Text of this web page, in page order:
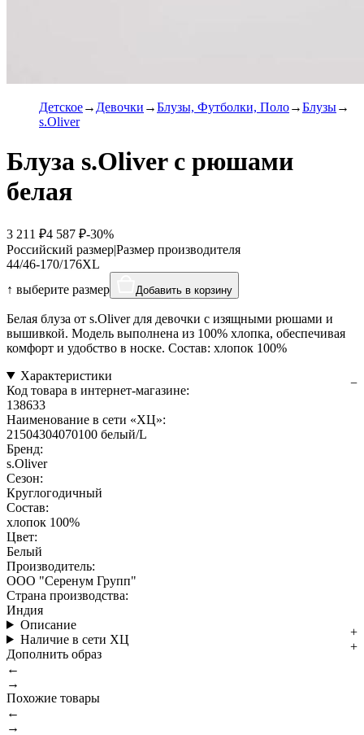
Детское Девочки Блузы, Футболки, Поло
Блузы
s.Oliver
Блуза s.Oliver с рюшами
белая
3 211 ₽4 587 ₽-30%
Российский размер|Размер производителя
44/46-170/176XL
↑ выберите размер
Добавить в корзину
Белая блуза от s.Oliver для девочки с изящными рюшами и
вышивкой. Модель выполнена из 100% хлопка, обеспечивая
комфорт и удобство в носке. Состав: хлопок 100%
Характеристики
Код товара в интернет-магазине:
138633
Наименование в сети «ХЦ»:
21504304070100 белый/L
Бренд:
s.Oliver
Сезон:
Круглогодичный
Состав:
хлопок 100%
Цвет:
Белый
Производитель:
ООО "Серенум Групп"
Страна производства:
Индия
Описание
Наличие в сети ХЦ
Дополнить образ
←
→
Похожие товары
←
→